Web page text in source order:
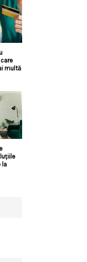
multă
la